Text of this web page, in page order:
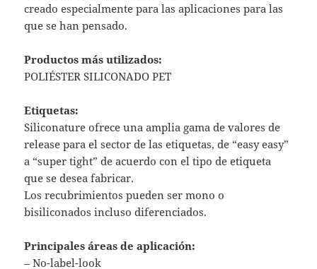
creado especialmente para las aplicaciones para las
que se han pensado.
Productos más utilizados:
POLIÉSTER SILICONADO PET
Etiquetas:
Siliconature ofrece una amplia gama de valores de
release para el sector de las etiquetas, de “easy easy”
a “super tight” de acuerdo con el tipo de etiqueta
que se desea fabricar.
Los recubrimientos pueden ser mono o
bisiliconados incluso diferenciados.
Principales áreas de aplicación:
– No-label-look